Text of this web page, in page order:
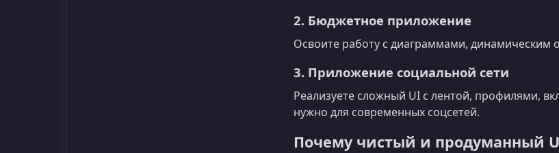
2. Бюджетное приложение
Освоите работу с диаграммами,
3. Приложение социальной сети
Реализуете сложный UI с лентой, профилями,
нужно для современных соцсетей.
Почему чистый и продуманный